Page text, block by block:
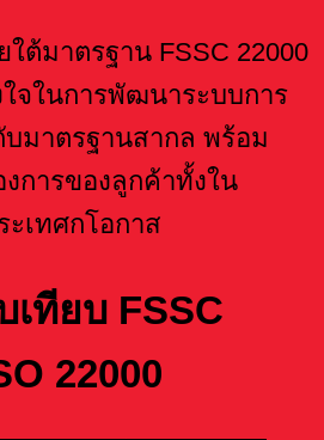
ใต้มาตรฐาน FSSC 22000
จในการพัฒนาระบบการ
มาตรฐานสากล พร้อม
การของลูกค้าทั้งใน
ะเทศกโอกาส
เทียบ FSSC
22000